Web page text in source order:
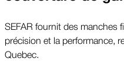
SEFAR fournit des manches
précision et la performance,
Quebec.